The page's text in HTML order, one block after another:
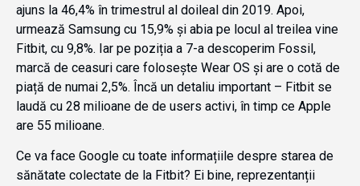
ajuns la 46,4% în trimestrul al doileal din 2019. Apoi,
urmează Samsung cu 15,9% și abia pe locul al treilea vine
Fitbit, cu 9,8%. Iar pe poziția a 7-a descoperim Fossil,
marcă de ceasuri care folosește Wear OS și are o cotă de
piață de numai 2,5%. Încă un detaliu important – Fitbit se
laudă cu 28 milioane de de users activi, în timp ce Apple
are 55 milioane.
Ce va face Google cu toate informațiile despre starea de
sănătate colectate de la Fitbit? Ei bine, reprezentanții